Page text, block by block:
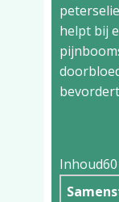
helpt bij
Inhoud